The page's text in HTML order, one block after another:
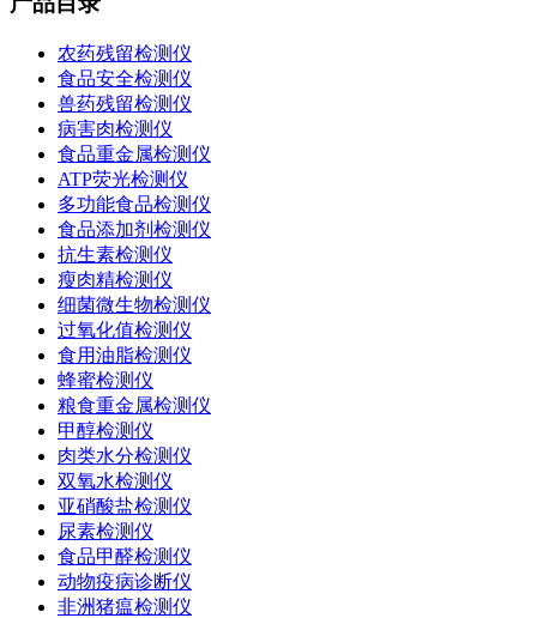
农药残留检测仪
食品安全检测仪
兽药残留检测仪
病害肉检测仪
食品重金属检测仪
ATP荧光检测仪
多功能食品检测仪
食品添加剂检测仪
抗生素检测仪
瘦肉精检测仪
细菌微生物检测仪
过氧化值检测仪
食用油脂检测仪
蜂蜜检测仪
粮食重金属检测仪
甲醇检测仪
肉类水分检测仪
双氧水检测仪
亚硝酸盐检测仪
尿素检测仪
食品甲醛检测仪
动物疫病诊断仪
非洲猪瘟检测仪